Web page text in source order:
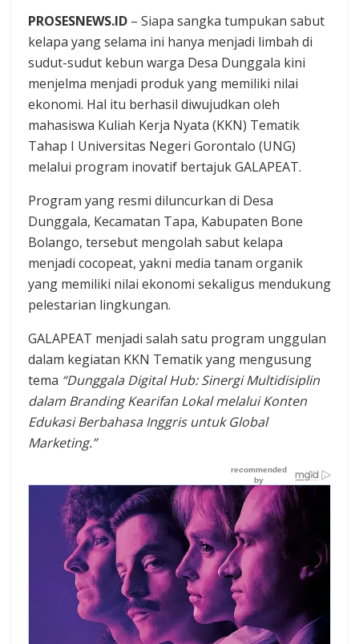
PROSESNEWS.ID – Siapa sangka tumpukan sabut
kelapa yang selama ini hanya menjadi limbah di
sudut-sudut kebun warga Desa Dunggala kini
menjelma menjadi produk yang memiliki nilai
ekonomi. Hal itu berhasil diwujudkan oleh
mahasiswa Kuliah Kerja Nyata (KKN) Tematik
Tahap I Universitas Negeri Gorontalo (UNG)
melalui program inovatif bertajuk GALAPEAT.
Program yang resmi diluncurkan di Desa
Dunggala, Kecamatan Tapa, Kabupaten Bone
Bolango, tersebut mengolah sabut kelapa
menjadi cocopeat, yakni media tanam organik
yang memiliki nilai ekonomi sekaligus mendukung
pelestarian lingkungan.
GALAPEAT menjadi salah satu program unggulan
dalam kegiatan KKN Tematik yang mengusung
tema “Dunggala Digital Hub: Sinergi Multidisiplin
dalam Branding Kearifan Lokal melalui Konten
Edukasi Berbahasa Inggris untuk Global
Marketing.”